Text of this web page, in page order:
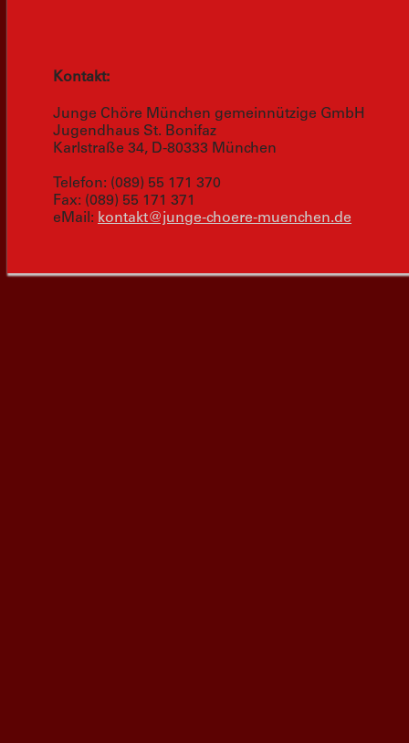
Kontakt:
Junge Chöre München gemeinnützige GmbH
Jugendhaus St. Bonifaz
Karlstraße 34, D-80333 München
Telefon: (089) 55 171 370
Fax: (089) 55 171 371
eMail: kontakt@junge-choere-muenchen.de